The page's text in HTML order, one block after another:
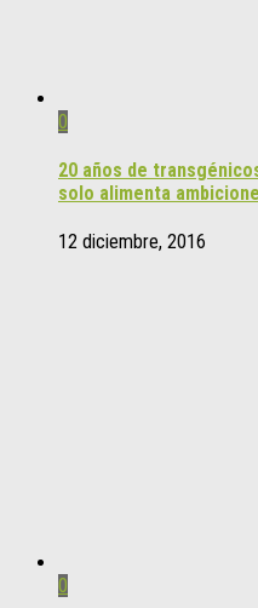
0
20 años de
solo alimenta
12 diciembre, 2016
0